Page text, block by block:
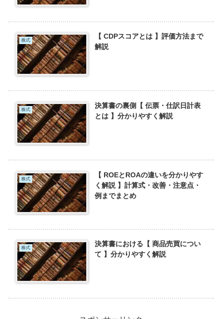
株式
【 CDPスコアとは 】評価方法まで
解説
株式
決算書の裏側【 伝票・仕訳日計表
とは 】分かりやすく解説
株式
【 ROEとROAの違いを分かりやす
く解説 】計算式・改善・注意点・
例までまとめ
株式
決算書における【 商品売買につい
て 】分かりやすく解説